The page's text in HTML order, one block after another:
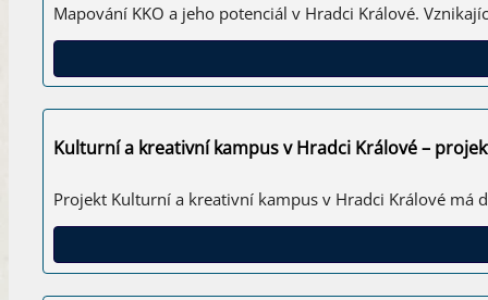
Mapování KKO a jeho potenciál v Hradci Králové.
Kulturní a kreativní kampus v Hradci Králové –
Projekt Kulturní a kreativní kampus v Hradci Králové má